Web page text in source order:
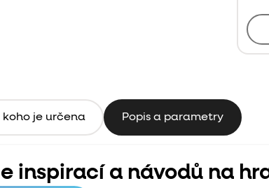
koho je určena Popis a parametry
inspirací a návodů na